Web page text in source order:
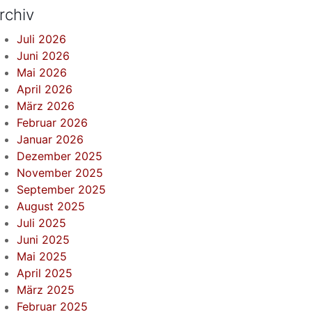
Juli 2026
Juni 2026
Mai 2026
April 2026
März 2026
Februar 2026
Januar 2026
Dezember 2025
November 2025
September 2025
August 2025
Juli 2025
Juni 2025
Mai 2025
April 2025
März 2025
Februar 2025